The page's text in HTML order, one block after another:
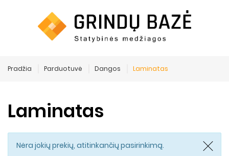
Pradžia Parduotuvė Dangos Laminatas
Laminatas
Nėra jokių prekių, atitinkančių pasirinkimą.